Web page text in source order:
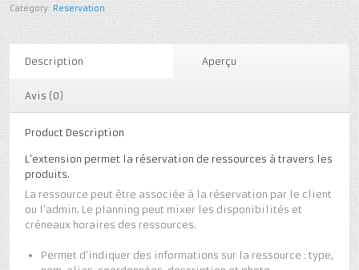
Category:Reservation
Description Aperçu
Avis (0)
Product Description
L’extension permet la réservation de ressources à travers les
produits.
La ressource peut être associée à la réservation par le client
ou l’admin. Le planning peut mixer les disponibilités et
créneaux horaires des ressources.
Permet d’indiquer des informations sur la ressource : type,